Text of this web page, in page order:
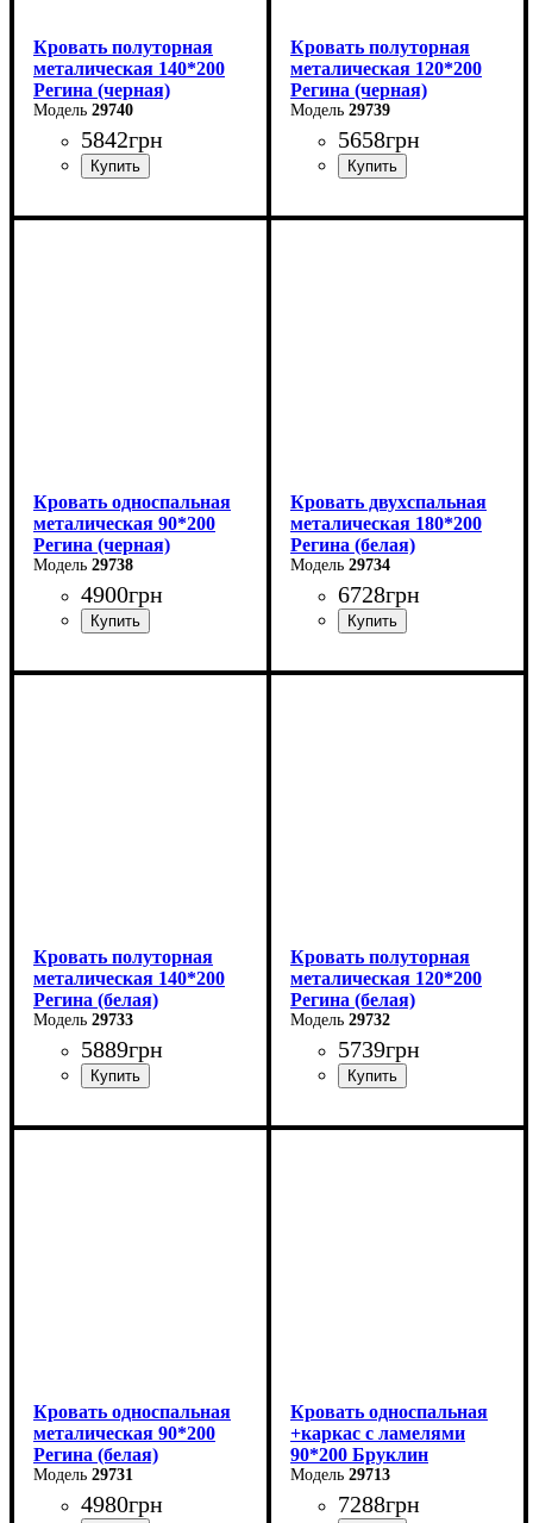
Кровать полуторная
металическая 140*200
Регина (черная)
29740
5842грн
Ширина: 140 см
Кровать полуторная
металическая 120*200
Регина (черная)
29739
5658грн
Ширина: 120 см
Кровать односпальная
металическая 90*200
Регина (черная)
29738
4900грн
Ширина: 90 см
Кровать двухспальная
металическая 180*200
Регина (белая)
29734
6728грн
Ширина: 180 см
Кровать полуторная
металическая 140*200
Регина (белая)
29733
5889грн
Ширина: 140 см
Кровать полуторная
металическая 120*200
Регина (белая)
29732
5739грн
Ширина: 120 см
Кровать односпальная
металическая 90*200
Регина (белая)
29731
4980грн
Кровать односпальная
+каркас с ламелями
90*200 Бруклин
29713
7288грн